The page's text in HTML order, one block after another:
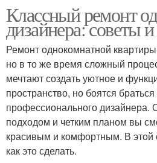
Классный ремонт
дизайнера: советы
Ремонт однокомнатной
но в то же время сложный
мечтают создать уютное и
пространство, но боятся
профессионального дизайнера.
подходом и четким планом вы
красивым и комфортным. В этой
как это сделать.